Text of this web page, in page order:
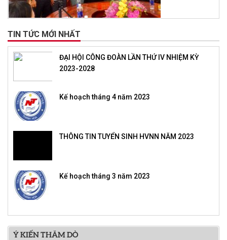
TIN TỨC MỚI NHẤT
ĐẠI HỘI CÔNG ĐOÀN LẦN THỨ IV NHIỆM KỲ
2023-2028
Kế hoạch tháng 4 năm 2023
THÔNG TIN TUYỂN SINH HVNN NĂM 2023
Kế hoạch tháng 3 năm 2023
Ý KIẾN THĂM DÒ